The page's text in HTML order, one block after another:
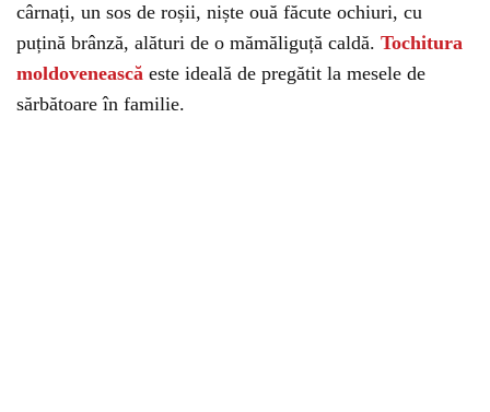
cârnați, un sos de roșii, niște ouă făcute ochiuri, cu
puțină brânză, alături de o mămăliguță caldă. Tochitura
moldovenească este ideală de pregătit la mesele de
sărbătoare în familie.